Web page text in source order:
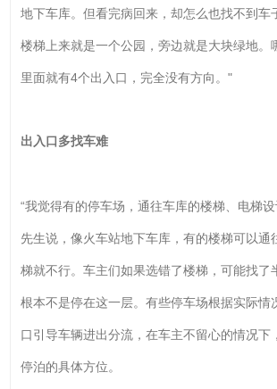
地下车库。但看完病回来，却怎么也找不到车
楼梯上来就是一个公园，旁边就是大块绿地。
里面就有4个出入口，完全没有方向。"
出入口多找车难
“我觉得有的停车场，通往车库的楼梯、电梯
先生说，像火车站地下车库，有的楼梯可以通
梯就不行。车主们如果选错了楼梯，可能找了
根本不是停在这一层。有些停车场根据实际情
口引导车辆进出分流，在车主不留心的情况下
停泊的具体方位。